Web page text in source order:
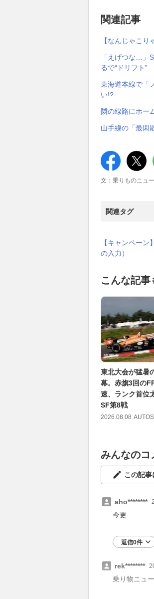
関連記事
【なんじゃこ
「えげつな…」
るで“ドリフト”
東海道本線で「
い!?
隣の線路にホー
山手線の「最閑
文：乗りものニュ
関連タグ
【キャンペー
の入力）
こんな記
東北大会が猛暑
幕。赤旗3回の
速、ランク首位
SF第8戦
2026.08.08
みんなのコ
この記事
aho********
今更
返信0件
rek********
乗り物ニュ